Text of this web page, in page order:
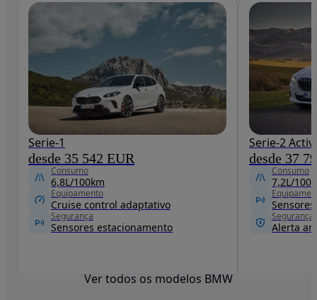
Serie-1
desde 35 542 EUR
Consumo
6,8L/100km
Equipamento
Cruise control adaptativo
Segurança
Sensores estacionamento
Serie-2
desde 37
Consumo
7,2L/
Segurança
Alerta
Ver todos os modelos BMW